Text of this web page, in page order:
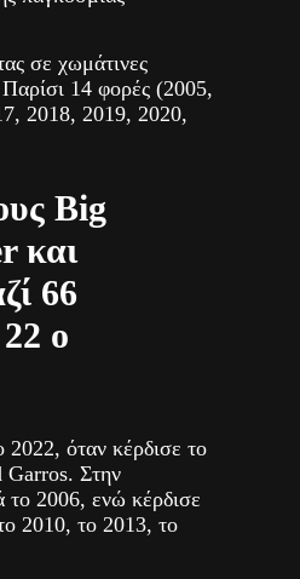
σε χωμάτινες
14 φορές (2005,
2018, 2019, 2020,
Big
και
66
ο
2022, όταν κέρδισε το
Garros. Στην
το 2006, ενώ κέρδισε
2010, το 2013, το